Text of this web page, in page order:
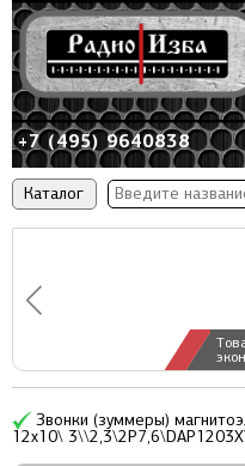
Каталог
+7 (495) 9640838
Звонки (зуммеры)
12x10\